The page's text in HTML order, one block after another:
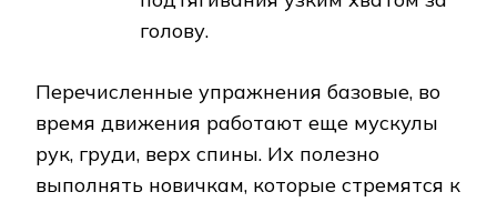
голову.
Перечисленные упражнения базовые, во
время движения работают еще мускулы
рук, груди, верх спины. Их полезно
выполнять новичкам, которые стремятся к